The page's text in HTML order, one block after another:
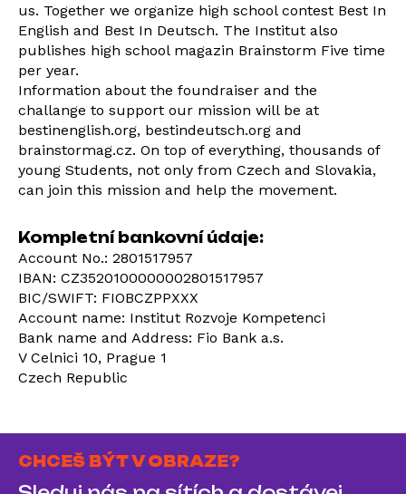
us. Together we organize high school contest Best In
English and Best In Deutsch. The Institut also
publishes high school magazin Brainstorm Five time
per year.
Information about the foundraiser and the
challange to support our mission will be at
bestinenglish.org, bestindeutsch.org and
brainstormag.cz. On top of everything, thousands of
young Students, not only from Czech and Slovakia,
can join this mission and help the movement.
Kompletní bankovní údaje:
Account No.: 2801517957
IBAN: CZ3520100000002801517957
BIC/SWIFT: FIOBCZPPXXX
Account name: Institut Rozvoje Kompetenci
Bank name and Address: Fio Bank a.s.
V Celnici 10, Prague 1
Czech Republic
CHCEŠ BÝT V OBRAZE?